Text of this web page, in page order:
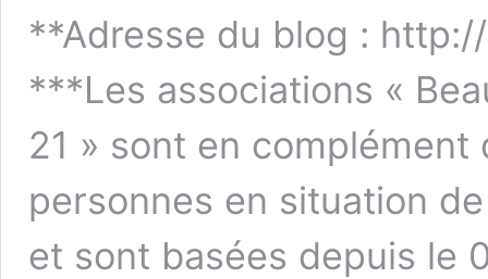
**Adresse du blog :
***Les associations «
21 » sont en
personnes en situation
et sont basées depuis le